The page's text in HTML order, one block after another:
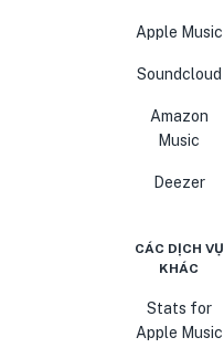
Apple Music
Soundcloud
Amazon
Music
Deezer
CÁC DỊCH VỤ
KHÁC
Stats for
Apple Music